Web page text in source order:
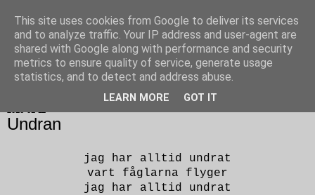
Poesi punkt SE
Undran
jag har alltid undrat
vart fåglarna flyger
jag har alltid undrat
This site uses cookies from Google to deliver its services
and to analyze traffic. Your IP address and user-agent are
shared with Google along with performance and security
metrics to ensure quality of service, generate usage
statistics, and to detect and address abuse.
LEARN MORE GOT IT